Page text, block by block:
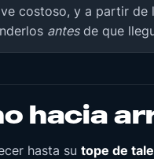
costoso, y a partir
antesde que
hacia
hasta su tope de